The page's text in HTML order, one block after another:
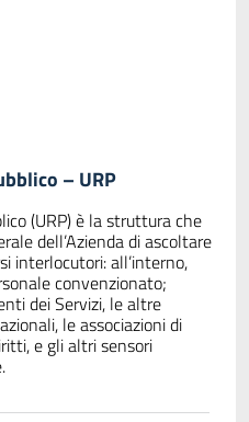
– URP
(URP) è la struttura che
dell’Azienda di ascoltare
interlocutori: all’interno,
convenzionato;
dei Servizi, le altre
le associazioni di
e gli altri sensori